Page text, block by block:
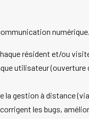
résident et/ou
utilisateur
gestion à distance
les bugs,